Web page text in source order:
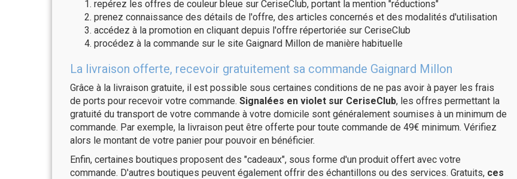
repérez les offres de couleur bleue sur CeriseClub, portant la mention "réductions"
prenez connaissance des détails de l'offre, des articles concernés et des modalités d'utilisation
accédez à la promotion en cliquant depuis l'offre répertoriée sur CeriseClub
procédez à la commande sur le site Gaignard Millon de manière habituelle
La livraison offerte, recevoir gratuitement sa commande Gaignard Millon
Grâce à la livraison gratuite, il est possible sous certaines conditions de ne pas avoir à payer les frais
de ports pour recevoir votre commande. Signalées en violet sur CeriseClub, les offres permettant la
gratuité du transport de votre commande à votre domicile sont généralement soumises à un minimum de
commande. Par exemple, la livraison peut être offerte pour toute commande de 49€ minimum. Vérifiez
alors le montant de votre panier pour pouvoir en bénéficier.
Enfin, certaines boutiques proposent des "cadeaux", sous forme d'un produit offert avec votre
commande. D'autres boutiques peuvent également offrir des échantillons ou des services. Gratuits, ces